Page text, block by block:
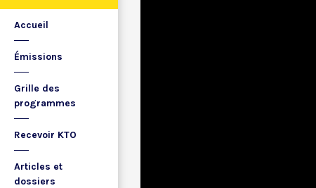
Accueil
Émissions
Grille des
programmes
Recevoir KTO
Articles et
dossiers